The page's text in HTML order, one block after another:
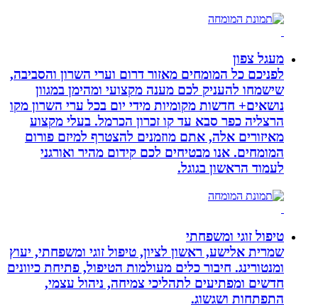
מעגל צפון
לפניכם כל המומחים מאזור דרום וערי השרון והסביבה,
שישמחו להעניק לכם מענה מקצועי ומהימן במגוון
נושאים+ חדשות מקומיות מידי יום בכל ערי השרון מקו
הרצליה כפר סבא עד קו זכרון הכרמל. בעלי מקצוע
מאיזורים אלה, אתם מוזמנים להצטרף למיזם פורום
המומחים. אנו מבטיחים לכם קידום מהיר ואורגני
לעמוד הראשון בגוגל.
טיפול זוגי ומשפחתי
שמרית אלישע, ראשון לציון, טיפול זוגי ומשפחתי, יעוץ
ומנטורינג. חיבור כלים מעולמות הטיפול, פתיחת כיוונים
חדשים ומפתיעים לתהליכי צמיחה, ניהול עצמי,
התפתחות ושגשוג.